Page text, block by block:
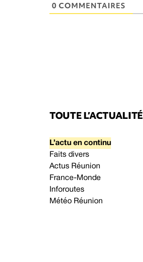
0 COMMENTAIRES
TOUTE L’ACTUALITÉ
L’actu en continu
Faits divers
Actus Réunion
France-Monde
Inforoutes
Météo Réunion